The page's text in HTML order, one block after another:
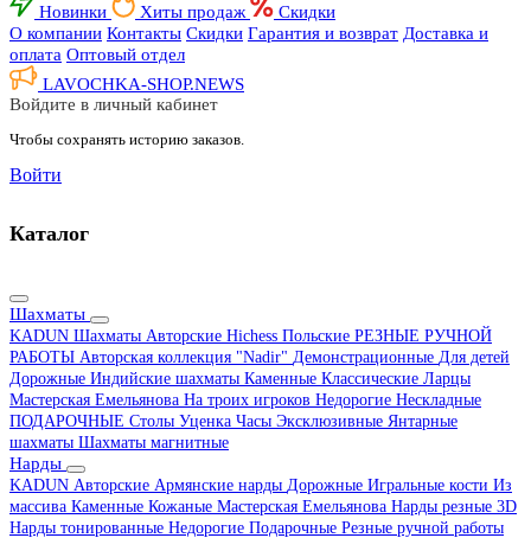
Новинки Хиты продаж
Скидки
О компании Контакты Скидки Гарантия и возврат Доставка и
оплата Оптовый отдел
LAVOCHKA-SHOP.NEWS
Войдите в личный кабинет
Чтобы сохранять историю заказов.
Войти
Каталог
Шахматы
KADUN Шахматы Авторские Hichess Польские РЕЗНЫЕ РУЧНОЙ
РАБОТЫ Авторская коллекция "Nadir" Демонстрационные Для детей
Дорожные Индийские шахматы Каменные Классические Ларцы
Мастерская Емельянова На троих игроков Недорогие Нескладные
ПОДАРОЧНЫЕ Столы Уценка Часы Эксклюзивные Янтарные
шахматы Шахматы магнитные
Нарды
KADUN Авторские Армянские нарды Дорожные Игральные кости Из
массива Каменные Кожаные Мастерская Емельянова Нарды резные 3D
Нарды тонированные Недорогие Подарочные Резные ручной работы